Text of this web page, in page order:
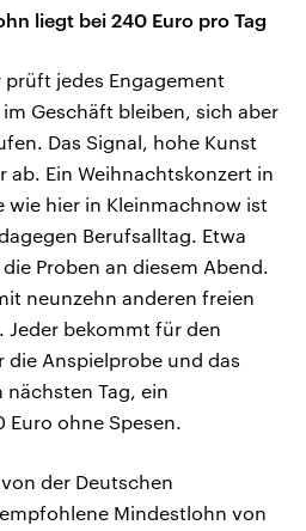
liegt bei 240 Euro pro Tag
jedes Engagement
Geschäft bleiben, sich aber
Das Signal, hohe Kunst
ab. Ein Weihnachtskonzert in
wie hier in Kleinmachnow ist
Berufsalltag. Etwa
Proben an diesem Abend.
neunzehn anderen freien
Jeder bekommt für den
die Anspielprobe und das
Tag, ein
ohne Spesen.
der Deutschen
Mindestlohn von